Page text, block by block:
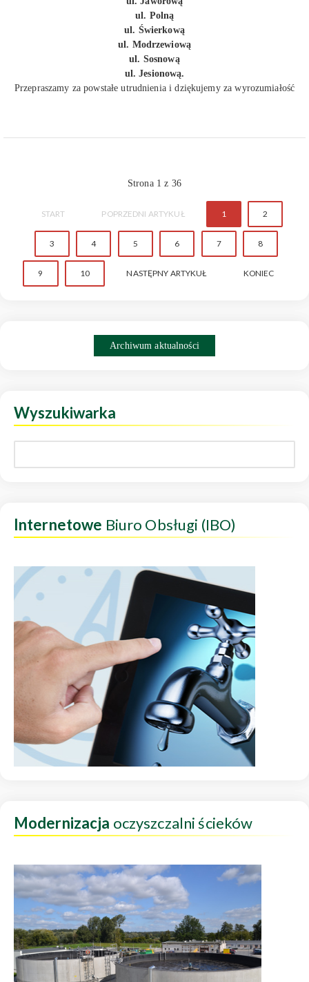
ul. Polną
ul. Świerkową
ul. Modrzewiową
ul. Sosnową
ul. Jesionową.
Przepraszamy za powstałe utrudnienia i dziękujemy za wyrozumiałość
Strona 1 z 36
START POPRZEDNI ARTYKUŁ 1 2
3 4 5 6 7 8
9 10 NASTĘPNY ARTYKUŁ KONIEC
Archiwum aktualności
Wyszukiwarka
Internetowe Biuro Obsługi (IBO)
Modernizacja oczyszczalni ścieków